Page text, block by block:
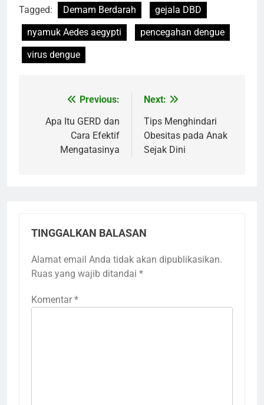
Tagged: Demam Berdarah
gejala DBD
nyamuk Aedes aegypti
pencegahan dengue
virus dengue
Navigasi
pos
Previous:
Apa Itu GERD dan
Cara Efektif
Mengatasinya
Next:
Tips Menghindari
Obesitas pada Anak
Sejak Dini
TINGGALKAN BALASAN
Alamat email Anda tidak akan dipublikasikan.
Ruas yang wajib ditandai *
Komentar *